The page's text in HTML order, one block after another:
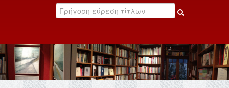
Κατάλογος
Εκδηλώσεις
Επικοινωνία